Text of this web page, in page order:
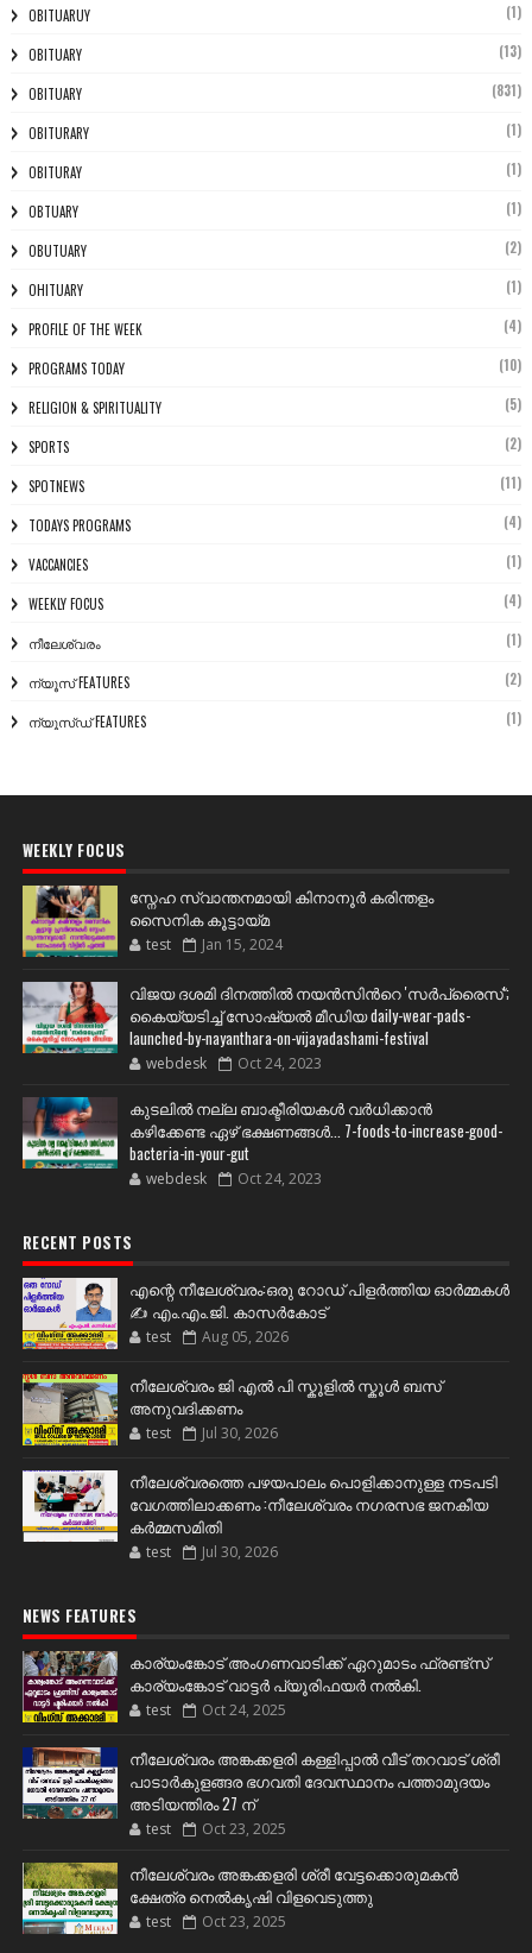
OBITUARUY (1)
OBITUARY (13)
OBITUARY (831)
OBITURARY (1)
OBITURAY (1)
OBTUARY (1)
OBUTUARY (2)
OHITUARY (1)
PROFILE OF THE WEEK (4)
PROGRAMS TODAY (10)
RELIGION & SPIRITUALITY (5)
SPORTS (2)
SPOTNEWS (11)
TODAYS PROGRAMS (4)
VACCANCIES (1)
WEEKLY FOCUS (4)
നീലേശ്വരം (1)
ന്യൂസ് FEATURES (2)
ന്യൂസ്ഡ് FEATURES (1)
WEEKLY FOCUS
സ്നേഹ സ്വാന്തനമായി കിനാനൂർ കരിന്തളം
സൈനിക കൂട്ടായ്മ
test Jan 15, 2024
വിജയ ദശമി ദിനത്തില്‍ നയന്‍സിന്‍റെ 'സര്‍പ്രൈസ്';
കൈയ്യടിച്ച് സോഷ്യല്‍ മീഡിയ daily-wear-pads-
launched-by-nayanthara-on-vijayadashami-festival
webdesk Oct 24, 2023
കുടലിൽ നല്ല ബാക്ടീരിയകൾ വര്‍ധിക്കാന്‍
കഴിക്കേണ്ട ഏഴ് ഭക്ഷണങ്ങള്‍... 7-foods-to-increase-good-
bacteria-in-your-gut
webdesk Oct 24, 2023
RECENT POSTS
എന്റെ നീലേശ്വരം:ഒരു റോഡ് പിളർത്തിയ ഓർമ്മകൾ
✍️ എം.എം.ജി. കാസർകോട്
test Aug 05, 2026
നീലേശ്വരം ജി എൽ പി സ്കൂളിൽ സ്കൂൾ ബസ്
അനുവദിക്കണം
test Jul 30, 2026
നീലേശ്വരത്തെ പഴയപാലം പൊളിക്കാനുള്ള നടപടി
വേഗത്തിലാക്കണം :നീലേശ്വരം നഗരസഭ ജനകീയ
കർമ്മസമിതി
test Jul 30, 2026
NEWS FEATURES
കാര്യംങ്കോട് അംഗണവാടിക്ക് ഏറുമാടം ഫ്രണ്ട്സ്
കാര്യംങ്കോട് വാട്ടർ പ്യൂരിഫയർ നൽകി.
test Oct 24, 2025
നീലേശ്വരം അങ്കക്കളരി കള്ളിപ്പാൽ വീട് തറവാട് ശ്രീ
പാടാർകുളങ്ങര ഭഗവതി ദേവസ്ഥാനം പത്താമുദയം
അടിയന്തിരം 27 ന്
test Oct 23, 2025
നീലേശ്വരം അങ്കക്കളരി ശ്രീ വേട്ടക്കൊരുമകൻ
ക്ഷേത്ര നെൽകൃഷി വിളവെടുത്തു
test Oct 23, 2025